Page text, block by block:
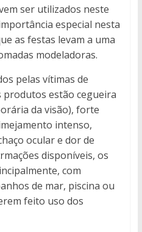
ser utilizados neste
especial nesta
as festas levam a uma
modeladoras.
pelas vítimas de
produtos estão cegueira
da visão), forte
intenso,
ocular e dor de
disponíveis, os
com
de mar, piscina ou
feito uso dos